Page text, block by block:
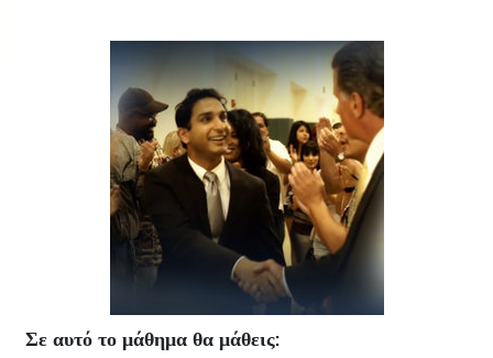
Σε αυτό το μάθημα θα μάθεις: